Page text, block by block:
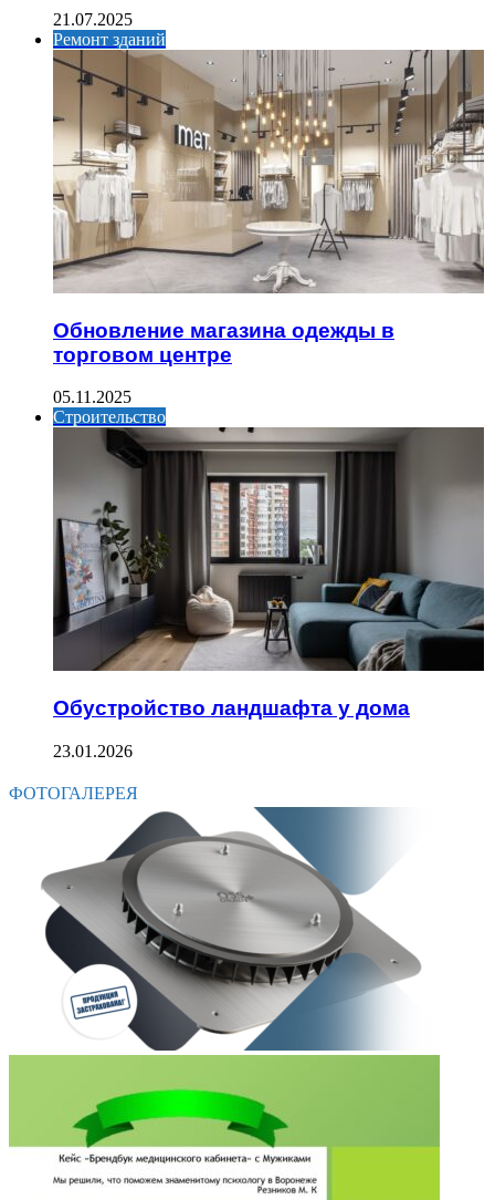
21.07.2025
Ремонт зданий
Обновление магазина одежды в
торговом центре
05.11.2025
Строительство
Обустройство ландшафта у дома
23.01.2026
ФОТОГАЛЕРЕЯ